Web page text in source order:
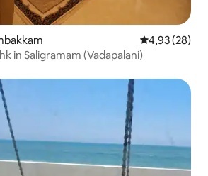
4,93 (28)
in Saligramam (Vadapalani)